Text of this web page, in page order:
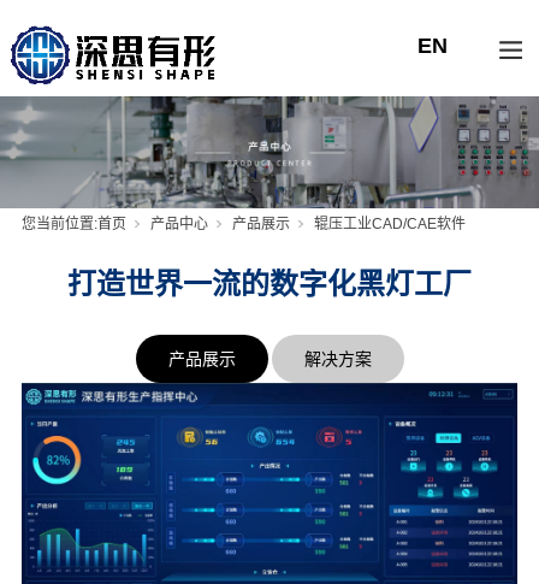
您当前位置:首页 产品中心 产品展示 辊压工业CAD/CAE软件
打造世界一流的数字化黑灯工厂
产品展示 解决方案